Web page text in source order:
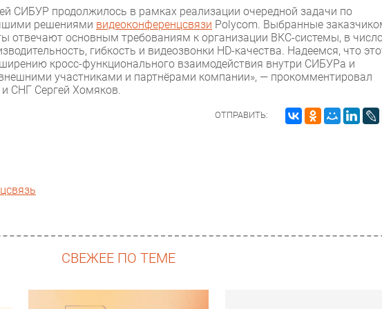
СИБУР продолжилось в рамках реализации очередной задачи по
решениями видеоконференцсвязи Polycom. Выбранные
отвечают основным требованиям к организации ВКС-системы, в
гибкость и видеозвонки HD-качества. Надеемся, что
кросс-функционального взаимодействия внутри СИБУРа и
участниками и партнёрами компании», — прокомментировал
СНГ Сергей Хомяков.
ОТПРАВИТЬ:
СВЕЖЕЕ ПО ТЕМЕ